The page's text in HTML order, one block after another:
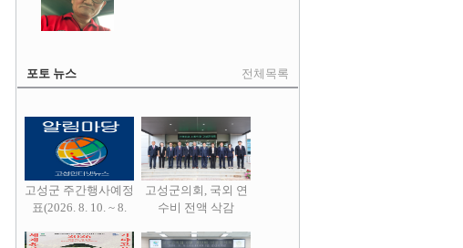
포토 뉴스 전체목록
고성군 주간행사예정
표(2026. 8. 10. ~ 8.
고성군의회, 국외 연
수비 전액 삭감